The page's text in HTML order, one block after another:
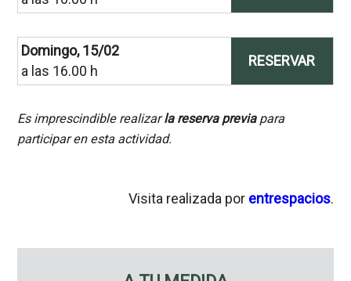
Domingo, 15/02
a las 16.00 h
RESERVAR
Es imprescindible realizarla reserva previapara
participar en esta actividad.
Visita realizada por entrespacios.